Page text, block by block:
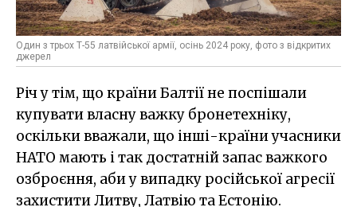
Один з трьох Т-55 латвійської армії, осінь 2024 року, фото з відкритих
джерел
Річ у тім, що країни Балтії не поспішали
купувати власну важку бронетехніку,
оскільки вважали, що інші-країни учасники
НАТО мають і так достатній запас важкого
озброєння, аби у випадку російської агресії
захистити Литву, Латвію та Естонію.